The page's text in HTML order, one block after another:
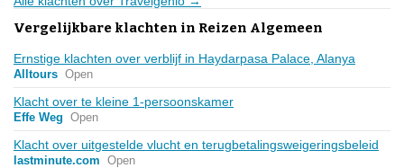
Vergelijkbare klachten in Reizen Algemeen
Ernstige klachten over verblijf in Haydarpasa Palace, Alanya
Alltours Open
Klacht over te kleine 1-persoonskamer
Effe Weg Open
Klacht over uitgestelde vlucht en terugbetalingsweigeringsbeleid
lastminute.com Open